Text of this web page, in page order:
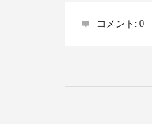
コメント: 0